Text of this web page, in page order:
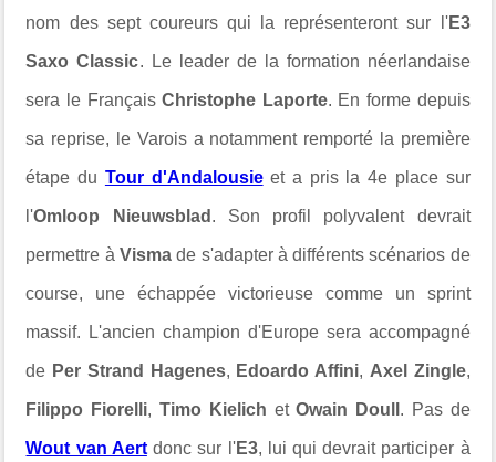
nom des sept coureurs qui la représenteront sur l'E3
Saxo Classic. Le leader de la formation néerlandaise
sera le FrançaisChristophe Laporte. En forme depuis
sa reprise, le Varois a notamment remporté la première
étape du Tour d'Andalousieet a pris la 4e place sur
l'Omloop Nieuwsblad . Son profil polyvalent devrait
permettre à Vismade s'adapter à différents scénarios de
course, une échappée victorieuse comme un sprint
massif. L'ancien champion d'Europe sera accompagné
de Per Strand Hagenes, Edoardo Affini, Axel Zingle,
Filippo Fiorelli,Timo Kielich etOwain Doull . Pas de
Wout van Aertdonc sur l'E3, lui qui devrait participer à